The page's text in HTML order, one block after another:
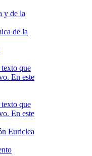
y de la
de la
Euriclea